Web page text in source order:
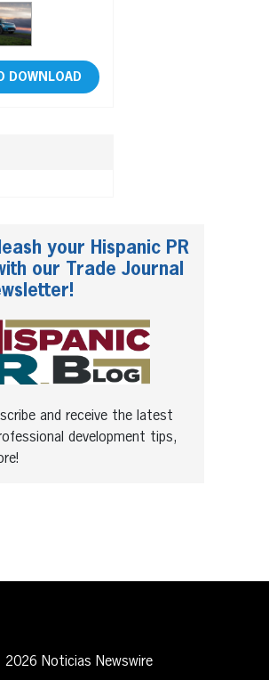
DOWNLOAD
your Hispanic PR
our Trade Journal
and receive the latest
development tips,
Noticias Newswire